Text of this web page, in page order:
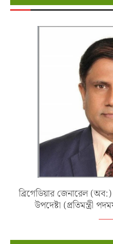
ব্রিগেডিয়ার জেনারেল
উপদেষ্টা (প্রতিমন্ত্রী